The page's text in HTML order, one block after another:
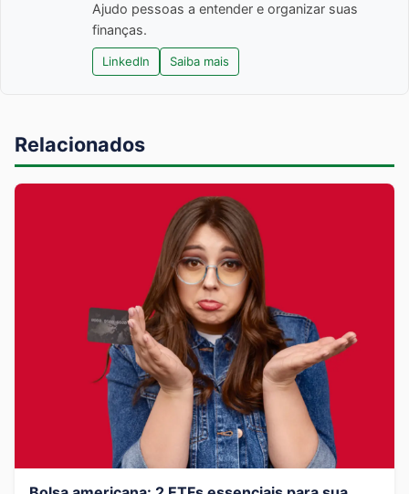
Ajudo pessoas a entender e organizar suas
finanças.
LinkedIn Saiba mais
Relacionados